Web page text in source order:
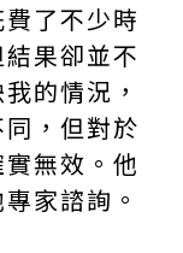
了不少時
果卻並不
的情況，
，但對於
無效。他
家諮詢。